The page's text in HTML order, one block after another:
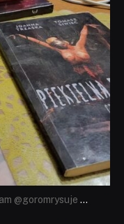
@goromrysuje ...